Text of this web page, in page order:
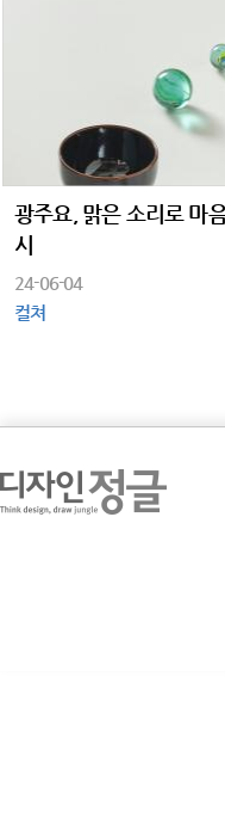
광주요, 맑은 소리로 마
시
24-06-04
컬쳐